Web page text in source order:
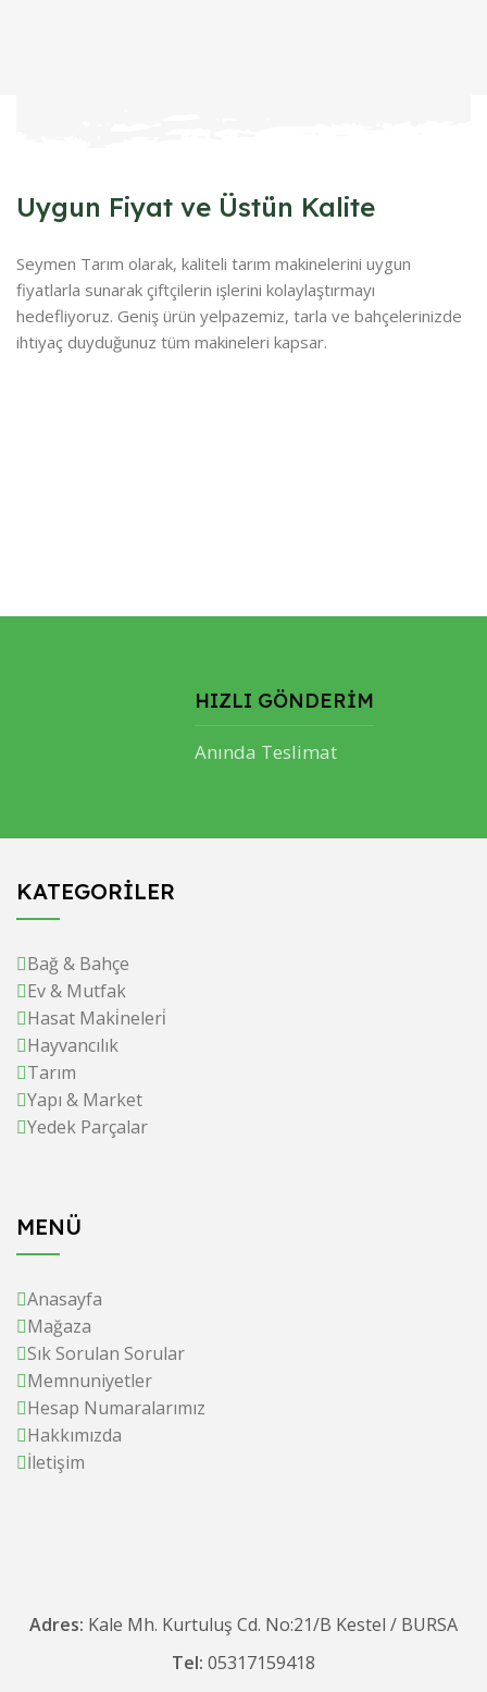
Uygun Fiyat ve Üstün Kalite
Seymen Tarım olarak, kaliteli tarım makinelerini uygun
fiyatlarla sunarak çiftçilerin işlerini kolaylaştırmayı
hedefliyoruz. Geniş ürün yelpazemiz, tarla ve bahçelerinizde
ihtiyaç duyduğunuz tüm makineleri kapsar.
HIZLI GÖNDERİM
Anında Teslimat
KATEGORİLER
Bağ & Bahçe
Ev & Mutfak
Hasat Maki̇neleri̇
Hayvancılık
Tarım
Yapı & Market
Yedek Parçalar
MENÜ
Anasayfa
Mağaza
Sık Sorulan Sorular
Memnuniyetler
Hesap Numaralarımız
Hakkımızda
İletişim
Adres: Kale Mh. Kurtuluş Cd. No:21/B Kestel / BURSA
Tel: 05317159418